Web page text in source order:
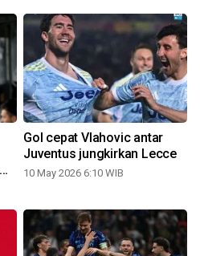
Gol cepat Vlahovic antar
Juventus jungkirkan Lecce
10 May 2026 6:10 WIB